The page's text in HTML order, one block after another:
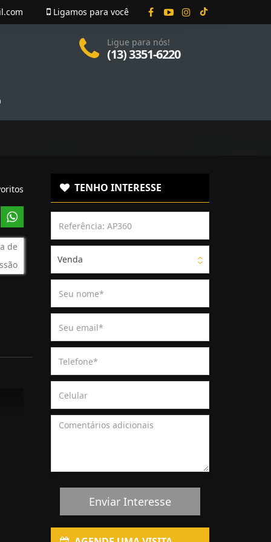
Ligamos para você
Ligue para nós!
(13) 3351-6220
de
TENHO INTERESSE
Venda
Enviar Interesse